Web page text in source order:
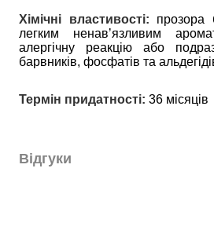
Хімічні властивості: прозора
легким ненавʼязливим
алергічну реакцію або
барвників, фосфатів та
Термін придатності: 36 місяців
Відгуки